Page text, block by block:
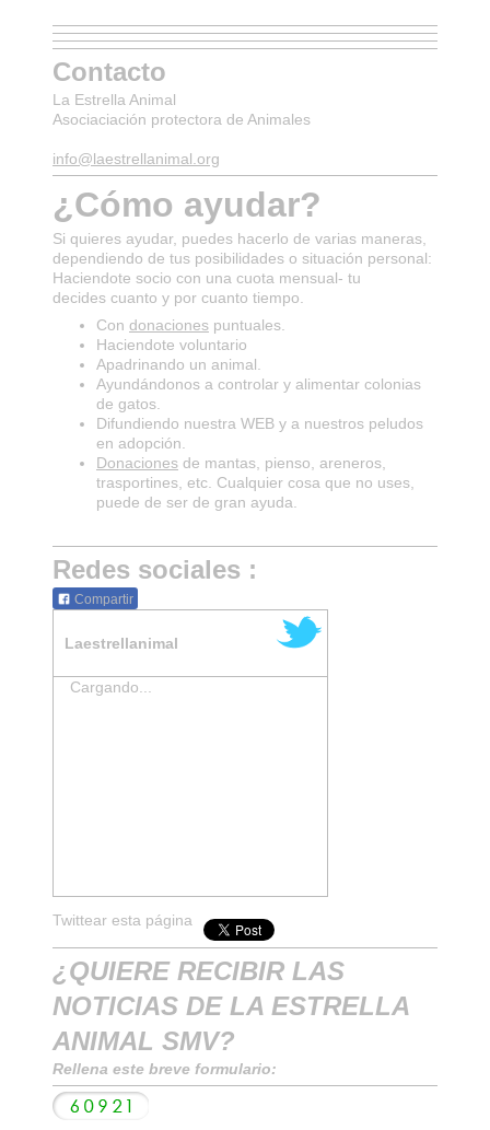
Contacto
La Estrella Animal
Asociaciación protectora de Animales
info@laestrellanimal.org
¿Cómo ayudar?
Si quieres ayudar, puedes hacerlo de varias maneras,
dependiendo de tus posibilidades o situación personal:
Haciendote socio con una cuota mensual- tu
decides cuanto y por cuanto tiempo.
Con donaciones puntuales.
Haciendote voluntario
Apadrinando un animal.
Ayundándonos a controlar y alimentar colonias
de gatos.
Difundiendo nuestra WEB y a nuestros peludos
en adopción.
Donaciones de mantas, pienso, areneros,
trasportines, etc. Cualquier cosa que no uses,
puede de ser de gran ayuda.
Redes sociales :
Compartir
Laestrellanimal
Cargando...
Twittear esta página
¿QUIERE RECIBIR LAS
NOTICIAS DE LA ESTRELLA
ANIMAL SMV?
Rellena este breve formulario: